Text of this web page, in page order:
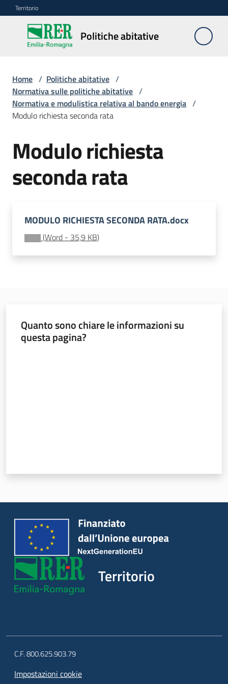
Vai al contenuto
Vai alla navigazione
Vai al footer
Territorio
Politiche abitative
Politiche
abitative
Edilizia
Residenziale
Pubblica
Edilizia
Sociale
Sostegno
all'affitto
Autorizzazioni
Territorio
Novità
Servizi
Leggi Atti Bandi
Piani Programmi
Home / Politiche abitative /
Normativa sulle politiche abitative /
Normativa e modulistica relativa al bando energia /
Modulo richiesta seconda rata
Modulo richiesta
seconda rata
MODULO RICHIESTA SECONDA RATA.docx
(Word - 35,9 KB)
Quanto sono chiare le informazioni su
questa pagina?
Territorio
C.F. 800.625.903.79
Impostazioni cookie